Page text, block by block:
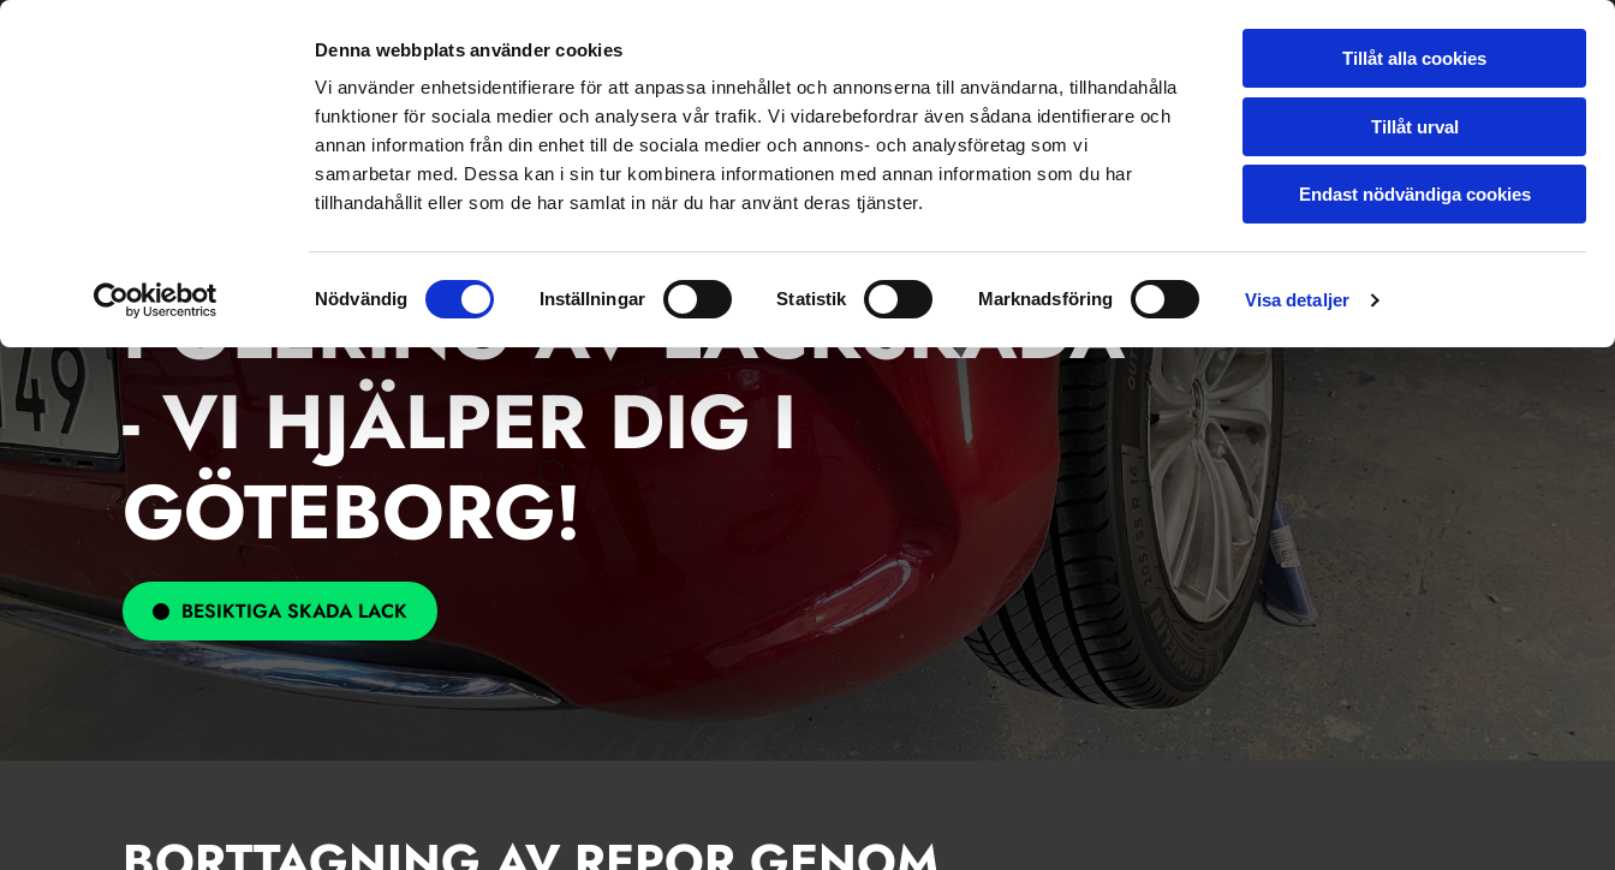
Denna webbplats använder cookies
Vi använder enhetsidentifierare för att anpassa innehållet och annonserna till användarna, tillhandahålla
funktioner för sociala medier och analysera vår trafik. Vi vidarebefordrar även sådana identifierare och
annan information från din enhet till de sociala medier och annons- och analysföretag som vi
samarbetar med. Dessa kan i sin tur kombinera informationen med annan information som du har
tillhandahållit eller som de har samlat in när du har använt deras tjänster.
Nödvändig Inställningar Statistik Marknadsföring Visa detaljer
Tillåt alla cookies
Tillåt urval
Endast nödvändiga cookies
BESIKTNING SKADA SPOT REPAIR
KONTAKT
BESIKTNING
SKADA
SPOT PAINT GÖTEBORG
POLERING AV LACKSKADA
- VI HJÄLPER DIG I
GÖTEBORG!
BESIKTIGA SKADA LACK